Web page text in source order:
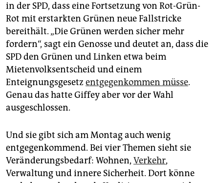
in der SPD, dass eine Fortsetzung von Rot-Grün-
Rot mit erstarkten Grünen neue Fallstricke
bereithält. „Die Grünen werden sicher mehr
fordern“, sagt ein Genosse und deutet an, dass die
SPD den Grünen und Linken etwa beim
Mietenvolksentscheid und einem
Enteignungsgesetz entgegenkommen müsse.
Genau das hatte Giffey aber vor der Wahl
ausgeschlossen.
Und sie gibt sich am Montag auch wenig
entgegenkommend. Bei vier Themen sieht sie
Veränderungsbedarf: Wohnen, Verkehr,
Verwaltung und innere Sicherheit. Dort könne